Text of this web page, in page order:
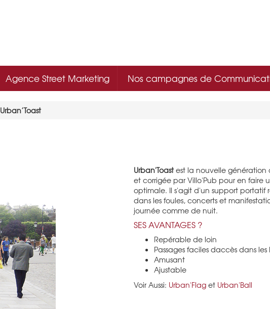
Agence Street Marketing Nos campagnes de
Urban’Toast
Urban'Toastest la nouvelle génération
et corrigée par Villo'Pub pour en faire
optimale. Il s'agit d'un support
dans les foules, concerts et
journée comme de nuit.
SES AVANTAGES ?
Repérable de loin
Passages faciles daccès dans
Amusant
Ajustable
Voir Aussi: Urban'Flaget Urban'Ball